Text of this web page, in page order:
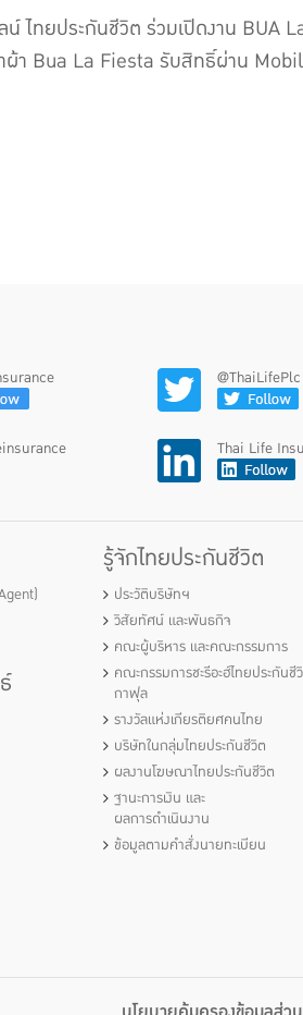
ไทยประกันชีวิต ร่วมเปิดงาน
ผ้า Bua La Fiesta รับสิทธิ์ผ่าน
@ThaiLifePlc
Thai Life
รู้จักไทยประกันชีวิต
ประวัติบริษัทฯ
วิสัยทัศน์ และพันธกิจ
คณะผู้บริหาร และคณะกรรมการ
คณะกรรมการชะรีอะฮ์ไทยประกันชี
กาฟุล
รางวัลแห่งเกียรติยศคนไทย
บริษัทในกลุ่มไทยประกันชีวิต
ผลงานโฆษณาไทยประกันชีวิต
ฐานะการเงิน และ
ผลการดำเนินงาน
ข้อมูลตามคำสั่งนายทะเบียน